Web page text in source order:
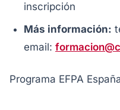
inscripción
Más información:
email:
Programa EFPA